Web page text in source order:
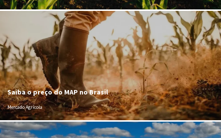
Saiba o preço do MAP no Brasil
Mercado Agrícola